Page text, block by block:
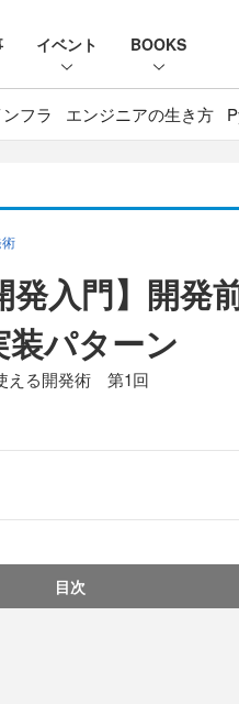
イベント BOOKS
フラ エンジニアの生き方
発入門】開発
パターン
える開発術 第1回
目次